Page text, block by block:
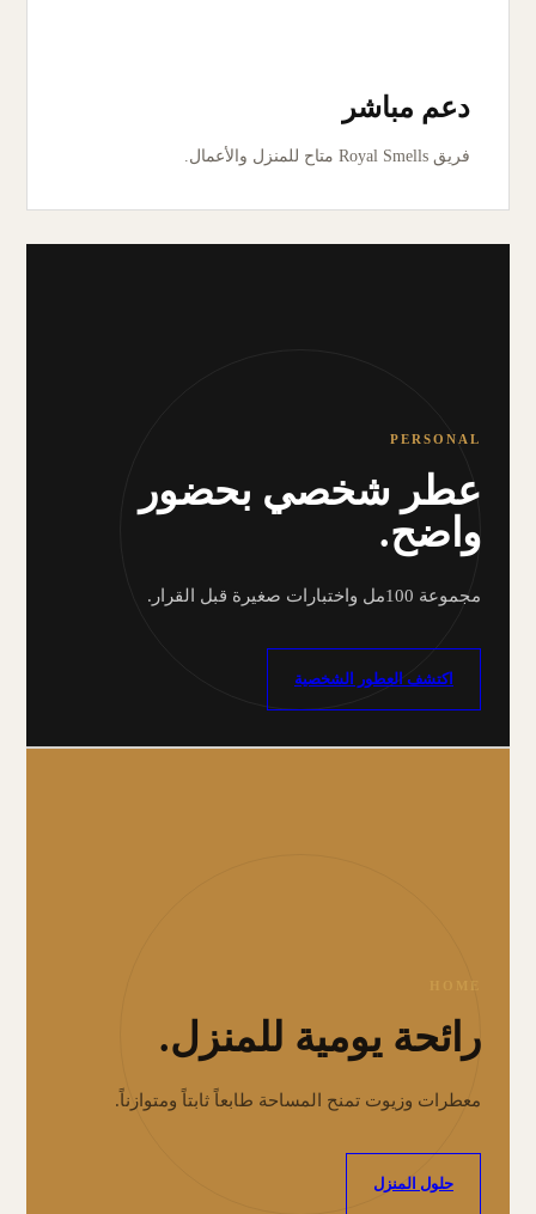
دعم مباشر
فريق Royal Smells متاح للمنزل والأعمال.
PERSONAL
عطر شخصي بحضور
واضح.
مجموعة 100مل واختبارات صغيرة قبل القرار.
اكتشف العطور الشخصية
HOME
رائحة يومية للمنزل.
معطرات وزيوت تمنح المساحة طابعاً ثابتاً ومتوازناً.
حلول المنزل